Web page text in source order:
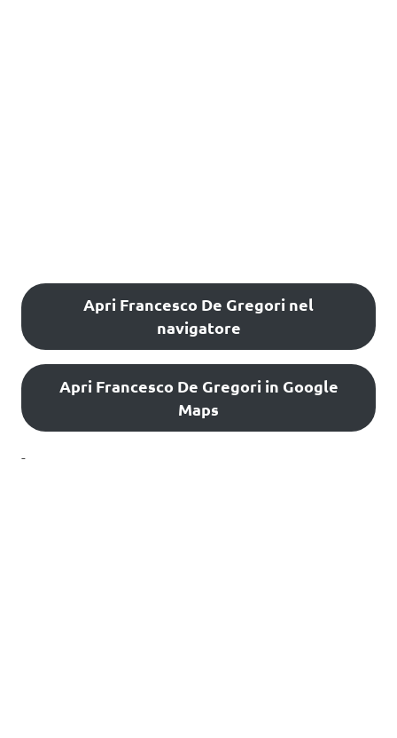
Apri Francesco De Gregori nel
navigatore
Apri Francesco De Gregori in Google
Maps
-